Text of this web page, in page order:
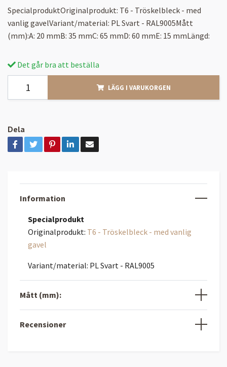
SpecialproduktOriginalprodukt: T6 - Tröskelbleck - med
vanlig gavelVariant/material: PL Svart - RAL9005Mått
(mm):A: 20 mmB: 35 mmC: 65 mmD: 60 mmE: 15 mmLängd:
Det går bra att beställa
LÄGG I VARUKORGEN
Dela
Information
Specialprodukt
Originalprodukt: T6 - Tröskelbleck - med vanlig
gavel
Variant/material: PL Svart - RAL9005
Mått (mm):
Recensioner